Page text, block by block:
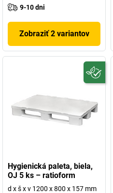
9-10 dni
Zobraziť 2 variantov
Hygienická paleta, biela,
OJ 5 ks – ratioform
d x š x v 1200 x 800 x 157 mm